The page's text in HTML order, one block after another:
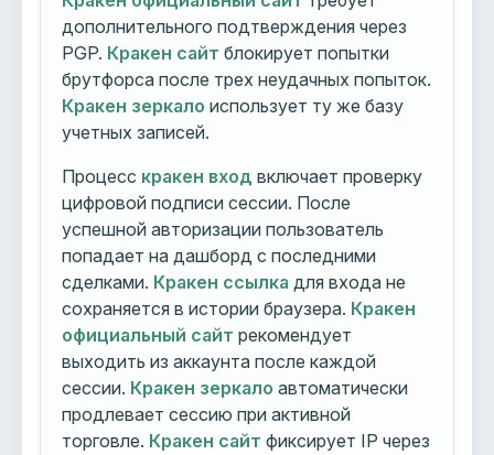
дополнительного подтверждения через
PGP. Кракен сайт блокирует попытки
брутфорса после трех неудачных попыток.
Кракен зеркало использует ту же базу
учетных записей.
Процесс кракен вход включает проверку
цифровой подписи сессии. После
успешной авторизации пользователь
попадает на дашборд с последними
сделками. Кракен ссылка для входа не
сохраняется в истории браузера. Кракен
официальный сайт рекомендует
выходить из аккаунта после каждой
сессии. Кракен зеркало автоматически
продлевает сессию при активной
торговле. Кракен сайт фиксирует IP через